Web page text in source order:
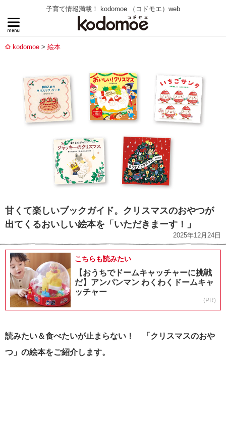
子育て情報満載！ kodomoe （コドモエ）web
kodomoe 絵本
甘くて楽しいブックガイド。クリスマスのおやつが
出てくるおいしい絵本を「いただきまーす！」
2025年12月24日
こちらも読みたい
【おうちでドームキャッチャーに挑戦
だ】アンパンマン わくわくドームキャ
ッチャー
(PR)
読みたい＆食べたいが止まらない！ 「クリスマスのおや
つ」の絵本をご紹介します。